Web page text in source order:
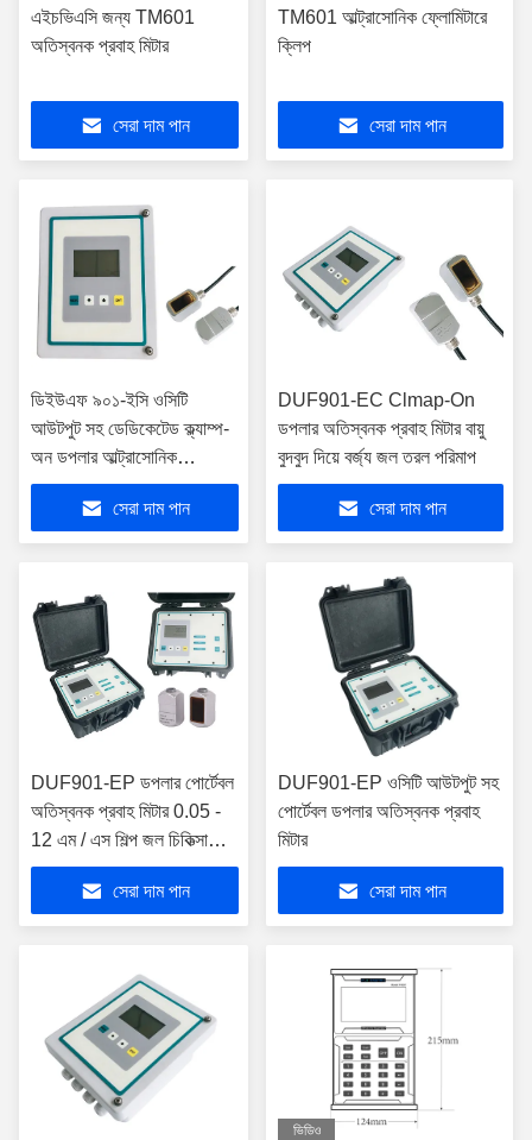
এইচভিএসি জন্য TM601
অতিস্বনক প্রবাহ মিটার
সেরা দাম পান
TM601 আল্ট্রাসোনিক ফ্লোমিটারে
ক্লিপ
সেরা দাম পান
ডিইউএফ ৯০১-ইসি ওসিটি
আউটপুট সহ ডেডিকেটেড ক্ল্যাম্প-
অন ডপলার আল্ট্রাসোনিক
ফ্লোমিটার
সেরা দাম পান
DUF901-EC Clmap-On
ডপলার অতিস্বনক প্রবাহ মিটার বায়ু
বুদবুদ দিয়ে বর্জ্য জল তরল পরিমাপ
সেরা দাম পান
DUF901-EP ডপলার পোর্টেবল
অতিস্বনক প্রবাহ মিটার 0.05 -
12 এম / এস শিল্প জল চিকিত্সা
উদ্ভিদ জন্য
সেরা দাম পান
DUF901-EP ওসিটি আউটপুট সহ
পোর্টেবল ডপলার অতিস্বনক প্রবাহ
মিটার
সেরা দাম পান
ভিডিও